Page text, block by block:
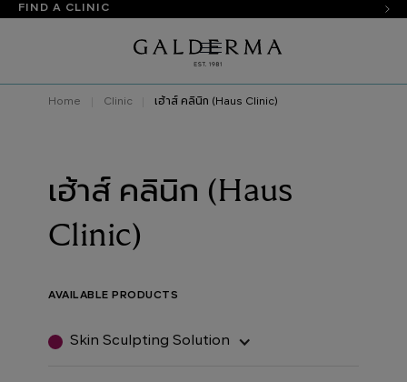
FIND A CLINIC
Home Clinic เฮ้าส์ คลินิก (Haus Clinic)
เฮ้าส์ คลินิก (Haus
Clinic)
AVAILABLE PRODUCTS
Skin Sculpting Solution